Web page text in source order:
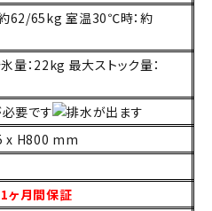
62/65kg 室温30℃時：約
量：22kg 最大ストック量：
x H800 mm
月間保証